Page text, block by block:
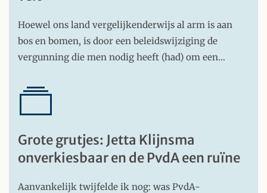
Hoewel ons land vergelijkenderwijs al arm is aan
bos en bomen, is door een beleidswijziging de
vergunning die men nodig heeft (had) om een…
Grote grutjes: Jetta Klijnsma
onverkiesbaar en de PvdA een ruïne
Aanvankelijk twijfelde ik nog: was PvdA-